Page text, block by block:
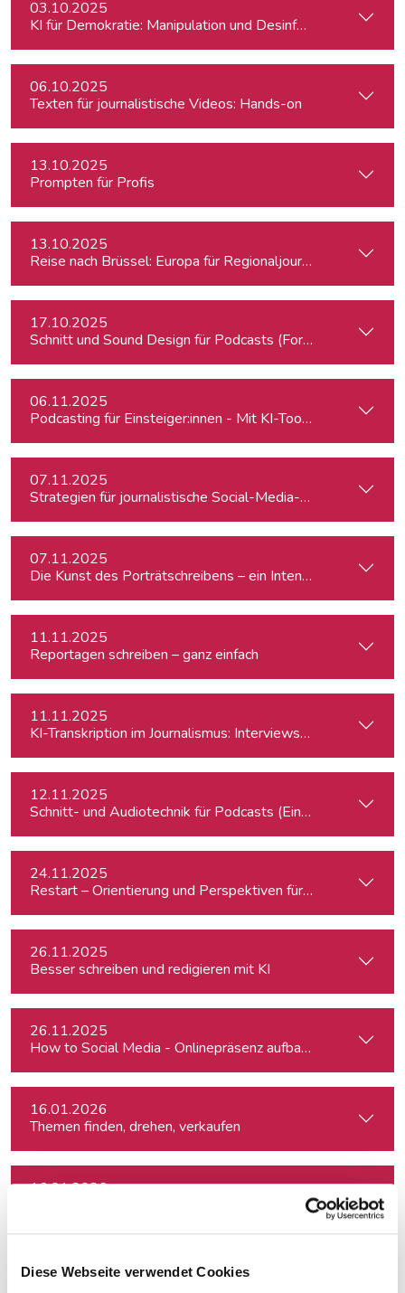
Diese Webseite verwendet Cookies
03.10.2025
KI für Demokratie: Manipulation und Desinformation
06.10.2025
Texten für journalistische Videos: Hands-on
13.10.2025
Prompten für Profis
13.10.2025
Reise nach Brüssel: Europa für Regionaljournalist:innen
17.10.2025
Schnitt und Sound Design für Podcasts (Fortgeschrittene)
06.11.2025
Podcasting für Einsteiger:innen - Mit KI-Tools zum Erfolg
07.11.2025
Strategien für journalistische Social-Media-Recherchen
07.11.2025
Die Kunst des Porträtschreibens – ein Intensiv-Workshop
11.11.2025
Reportagen schreiben – ganz einfach
11.11.2025
KI-Transkription im Journalismus: Interviews &
12.11.2025
Schnitt- und Audiotechnik für Podcasts (Einsteiger:innen)
24.11.2025
Restart – Orientierung und Perspektiven für Medienprofis
26.11.2025
Besser schreiben und redigieren mit KI
26.11.2025
How to Social Media - Onlinepräsenz aufbauen & Beiträge
16.01.2026
Themen finden, drehen, verkaufen
16.01.2026
16.01.2026